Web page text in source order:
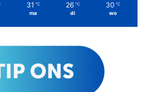
31 ℃
ma
26 ℃
di
30 ℃
wo